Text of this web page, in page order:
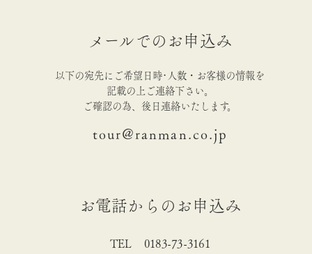
メールでのお申込み
以下の宛先にご希望日時･人数・お客様の情報を
記載の上ご連絡下さい。
ご確認の為、後日連絡いたします。
tour@ranman.co.jp
お電話からのお申込み
TEL 0183-73-3161